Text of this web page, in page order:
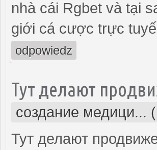
nhà cái Rgbet và tại
giới cá cược trực
odpowiedz
Тут делают
создание медици...
Тут делают